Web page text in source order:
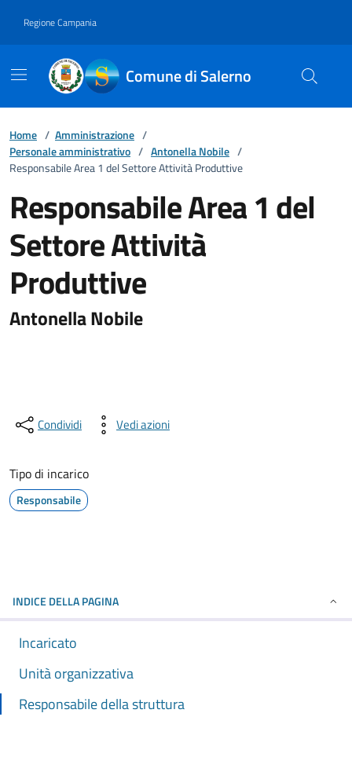
Regione Campania
Comune di Salerno
Home / Amministrazione /
Personale amministrativo / Antonella Nobile /
Responsabile Area 1 del Settore Attività Produttive
Responsabile Area 1 del
Settore Attività
Produttive
Antonella Nobile
Condividi Vedi azioni
Tipo di incarico
Responsabile
INDICE DELLA PAGINA
Incaricato
Unità organizzativa
Responsabile della struttura